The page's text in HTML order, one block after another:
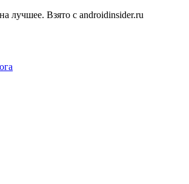
лучшее. Взято с androidinsider.ru